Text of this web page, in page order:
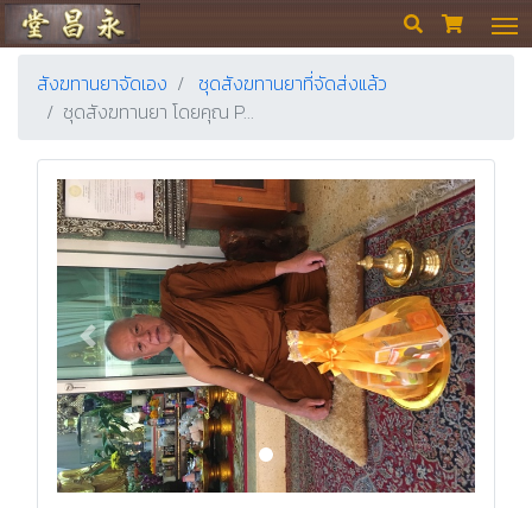
ร้านขายยา ย่งเชียงตึ๊ง  
สังฆทานยาจัดเอง
ชุดสังฆทานยาที่จัดส่งแล้ว
ชุดสังฆทานยา โดยคุณ P…
Previous Next